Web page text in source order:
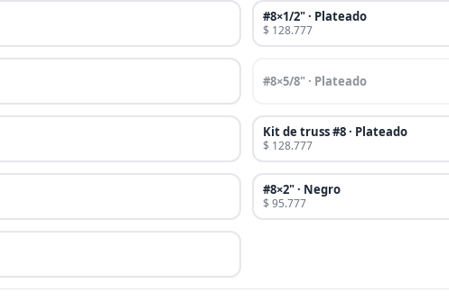
#8×1/2" · Plateado
$ 128.777
#8×5/8" · Plateado
Kit de truss #8 · Plateado
$ 128.777
#8×2" · Negro
$ 95.777